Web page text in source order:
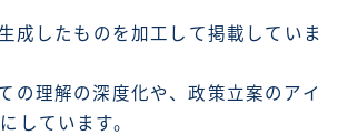
成したものを加工して掲載していま
の理解の深度化や、政策立案のアイ
しています。